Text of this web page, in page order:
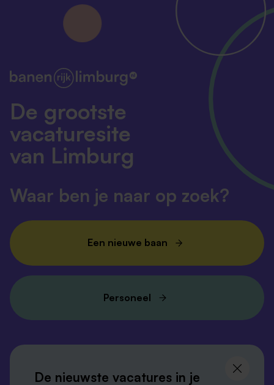
De grootste
vacaturesite
van Limburg
Waar ben je naar op zoek?
Een nieuwe baan
Personeel
blijf op de hoogte
De nieuwste vacatures in je